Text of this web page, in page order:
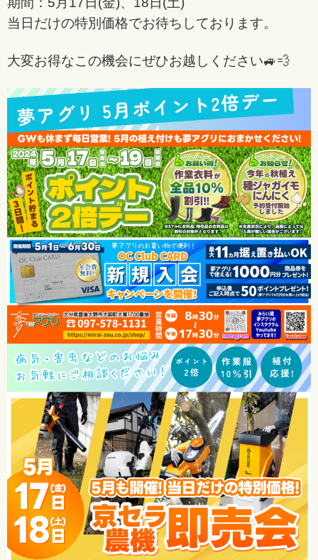
当日だけの特別価格でお待ちしております。
大変お得なこの機会にぜひお越しください🚙💨